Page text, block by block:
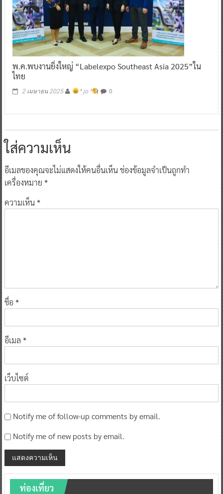
พ.ค.พบงานยิ่งใหญ่ “Labelexpo Southeast Asia 2025”ใน
ไทย
2 เมษายน 2025 ^ jo ^ 0
ใส่ความเห็น
อีเมลของคุณจะไม่แสดงให้คนอื่นเห็นช่องข้อมูลจำเป็นถูกทำ
เครื่องหมาย *
ความเห็น*
ชื่อ *
อีเมล *
เว็บไซต์
Notify me of follow-up comments by email.
Notify me of new posts by email.
ท่องเที่ยว